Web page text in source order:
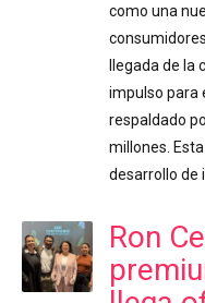
como una
llegada de la
impulso para
respaldado
millones.
desarrollo de
Ron